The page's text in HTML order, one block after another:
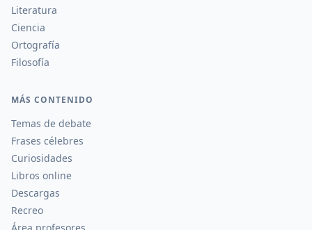
Literatura
Ciencia
Ortografía
Filosofía
MÁS CONTENIDO
Temas de debate
Frases célebres
Curiosidades
Libros online
Descargas
Recreo